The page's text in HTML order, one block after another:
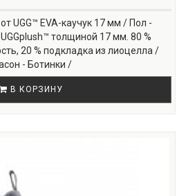
UGG™ EVA-каучук 17 мм / Пол -
толщиной 17 мм. 80 %
20 % подкладка из лиоцелла /
- Ботинки /
В КОРЗИНУ